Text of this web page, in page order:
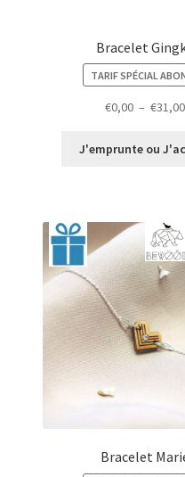
Bracelet
TARIF SPÉCIAL
€0,00 – €31,00
J'emprunte ou
Bracelet